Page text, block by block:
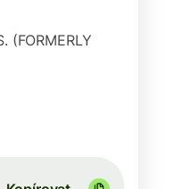
(FORMERLY